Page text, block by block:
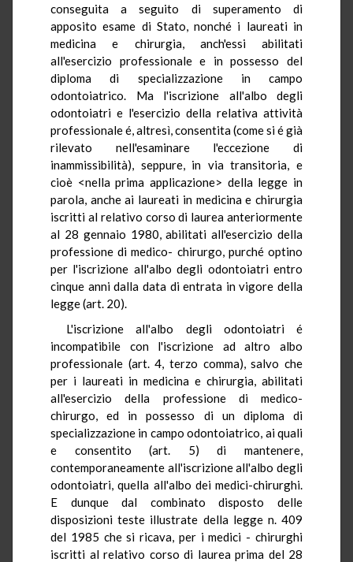
conseguita a seguito di superamento di
apposito esame di Stato, nonché i laureati in
medicina e chirurgia, anch'essi abilitati
all'esercizio professionale e in possesso del
diploma di specializzazione in campo
odontoiatrico. Ma l'iscrizione all'albo degli
odontoiatri e l'esercizio della relativa attività
professionale é, altresì, consentita (come si é già
rilevato nell'esaminare l'eccezione di
inammissibilità), seppure, in via transitoria, e
cioè <nella prima applicazione> della legge in
parola, anche ai laureati in medicina e chirurgia
iscritti al relativo corso di laurea anteriormente
al 28 gennaio 1980, abilitati all'esercizio della
professione di medico- chirurgo, purché optino
per l'iscrizione all'albo degli odontoiatri entro
cinque anni dalla data di entrata in vigore della
legge (art. 20).
L'iscrizione all'albo degli odontoiatri é
incompatibile con l'iscrizione ad altro albo
professionale (art. 4, terzo comma), salvo che
per i laureati in medicina e chirurgia, abilitati
all'esercizio della professione di medico-
chirurgo, ed in possesso di un diploma di
specializzazione in campo odontoiatrico, ai quali
e consentito (art. 5) di mantenere,
contemporaneamente all'iscrizione all'albo degli
odontoiatri, quella all'albo dei medici-chirurghi.
E dunque dal combinato disposto delle
disposizioni teste illustrate della legge n. 409
del 1985 che si ricava, per i medici - chirurghi
iscritti al relativo corso di laurea prima del 28